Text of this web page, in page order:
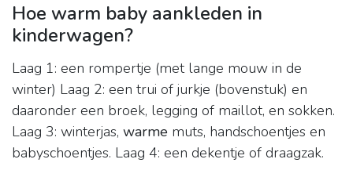
Hoe warm baby aankleden in
kinderwagen?
Laag 1: een rompertje (met lange mouw in de
winter) Laag 2: een trui of jurkje (bovenstuk) en
daaronder een broek, legging of maillot, en sokken.
Laag 3: winterjas, warme muts, handschoentjes en
babyschoentjes. Laag 4: een dekentje of draagzak.